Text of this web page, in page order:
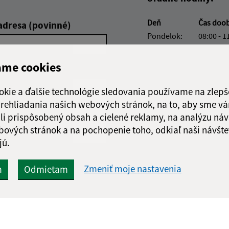
cookies
a ďalšie technológie sledovania používame na
našich webových stránok, na to, aby sme
prispôsobený obsah a cielené reklamy, na analýzu
stránok a na pochopenie toho, odkiaľ naši
Odmietam Zmeniť moje nastavenia
(povinné)
Google reCaptcha Response
Odoslať správu
Deň Čas
Pondelok:
08:00 -
Piatok:
08:00 -
Obedňajšia